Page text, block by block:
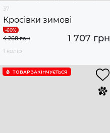
37
Кросівки зимові
1 707 грн
4 268 грн
1 колір
ТОВАР ЗАКІНЧУЄTЬСЯ